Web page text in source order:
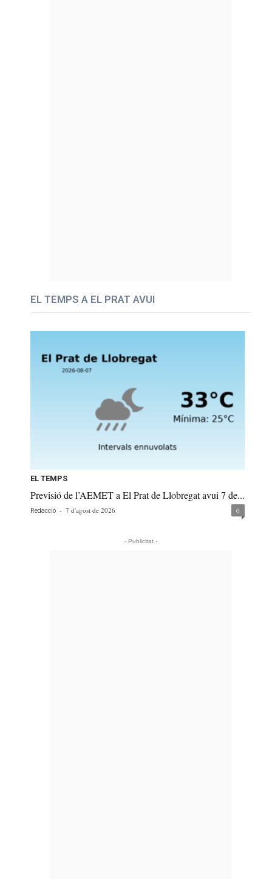
EL TEMPS A EL PRAT AVUI
EL TEMPS
Previsió de l’AEMET a El Prat de Llobregat avui 7 de...
Redacció - 7 d'agost de 2026 0
- Publicitat -